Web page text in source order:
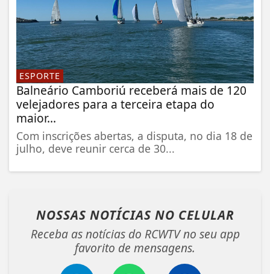
ESPORTE
Balneário Camboriú receberá mais de 120
velejadores para a terceira etapa do
maior...
Com inscrições abertas, a disputa, no dia 18 de
julho, deve reunir cerca de 30...
NOSSAS NOTÍCIAS NO CELULAR
Receba as notícias do RCWTV no seu app
favorito de mensagens.